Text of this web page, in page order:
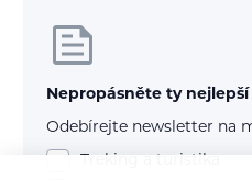
Nepropásněte ty
Odebírejte newsletter na